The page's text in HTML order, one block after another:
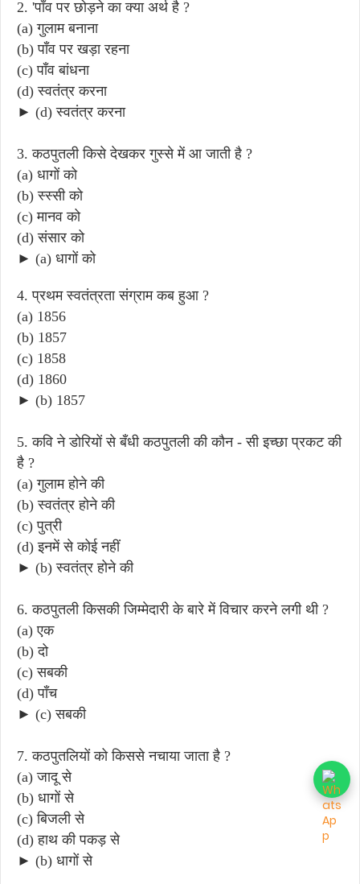
2. 'पाँव पर छोड़ने का क्या अर्थ है ?
(a) गुलाम बनाना
(b) पाँव पर खड़ा रहना
(c) पाँव बांधना
(d) स्वतंत्र करना
► (d) स्वतंत्र करना
3. कठपुतली किसे देखकर गुस्से में आ जाती है ?
(a) धागों को
(b) स्स्सी को
(c) मानव को
(d) संसार को
► (a) धागों को
4. प्रथम स्वतंत्रता संग्राम कब हुआ ?
(a) 1856
(b) 1857
(c) 1858
(d) 1860
► (b) 1857
5. कवि ने डोरियों से बँधी कठपुतली की कौन - सी इच्छा प्रकट की
है ?
(a) गुलाम होने की
(b) स्वतंत्र होने की
(c) पुत्री
(d) इनमें से कोई नहीं
► (b) स्वतंत्र होने की
6. कठपुतली किसकी जिम्मेदारी के बारे में विचार करने लगी थी ?
(a) एक
(b) दो
(c) सबकी
(d) पाँच
► (c) सबकी
7. कठपुतलियों को किससे नचाया जाता है ?
(a) जादू से
(b) धागों से
(c) बिजली से
(d) हाथ की पकड़ से
► (b) धागों से